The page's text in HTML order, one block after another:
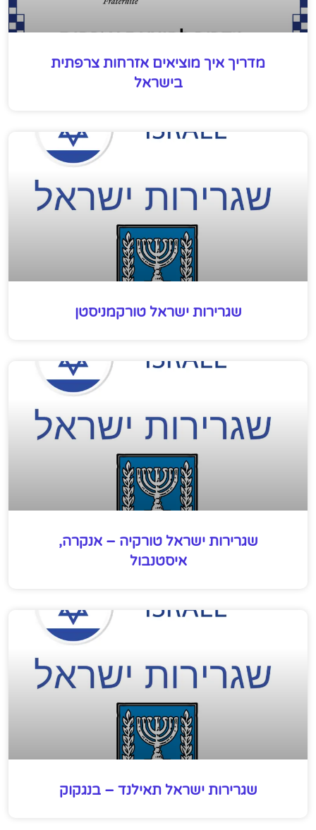
מדריך איך מוציאים אזרחות צרפתית
בישראל
שגרירות ישראל טורקמניסטן
שגרירות ישראל טורקיה – אנקרה,
איסטנבול
שגרירות ישראל תאילנד – בנגקוק